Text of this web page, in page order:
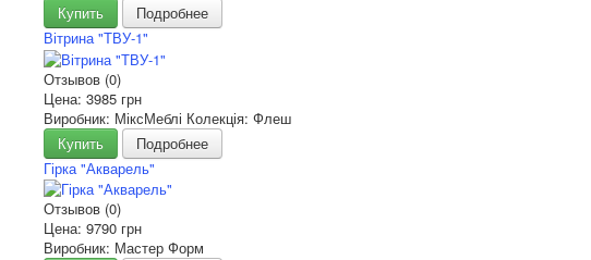
Купить
Подробнее
Вітрина "ТВУ-1"
Отзывов (0)
Цена: 3985 грн
Виробник: МіксМеблі Колекція: Флеш
Купить
Подробнее
Гірка "Акварель"
Отзывов (0)
Цена: 9790 грн
Виробник: Мастер Форм